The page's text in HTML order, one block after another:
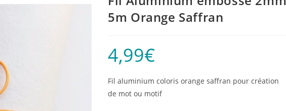
5m Orange Saffran
4,99€
Fil aluminium coloris orange saffran pour création
de mot ou motif